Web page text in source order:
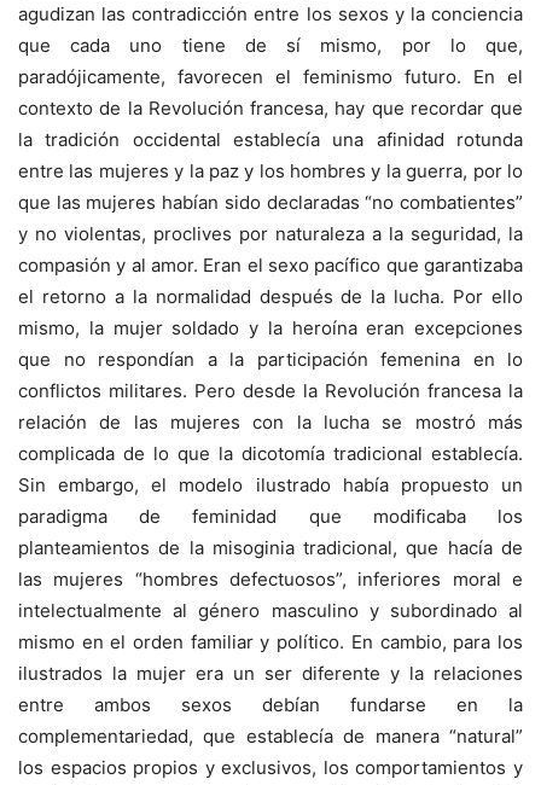
agudizan las contradicción entre los sexos y la conciencia
que cada uno tiene de sí mismo, por lo que,
paradójicamente, favorecen el feminismo futuro. En el
contexto de la Revolución francesa, hay que recordar que
la tradición occidental establecía una afinidad rotunda
entre las mujeres y la paz y los hombres y la guerra, por lo
que las mujeres habían sido declaradas “no combatientes”
y no violentas, proclives por naturaleza a la seguridad, la
compasión y al amor. Eran el sexo pacífico que garantizaba
el retorno a la normalidad después de la lucha. Por ello
mismo, la mujer soldado y la heroína eran excepciones
que no respondían a la participación femenina en lo
conflictos militares. Pero desde la Revolución francesa la
relación de las mujeres con la lucha se mostró más
complicada de lo que la dicotomía tradicional establecía.
Sin embargo, el modelo ilustrado había propuesto un
paradigma de feminidad que modificaba los
planteamientos de la misoginia tradicional, que hacía de
las mujeres “hombres defectuosos”, inferiores moral e
intelectualmente al género masculino y subordinado al
mismo en el orden familiar y político. En cambio, para los
ilustrados la mujer era un ser diferente y la relaciones
entre ambos sexos debían fundarse en la
complementariedad, que establecía de manera “natural”
los espacios propios y exclusivos, los comportamientos y